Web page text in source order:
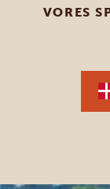
VORES